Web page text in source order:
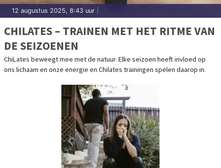
12 augustus 2025, 8:43 uur
CHILATES – TRAINEN MET HET RITME VAN
DE SEIZOENEN
ChiLates beweegt mee met de natuur. Elke seizoen heeft invloed op
ons lichaam en onze energie en Chilates trainingen spelen daarop in.